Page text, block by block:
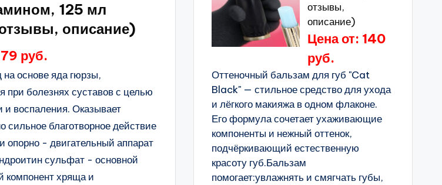
125 мл
описание)
руб.
основе яда гюрзы,
при болезнях суставов с целью
и воспаления. Оказывает
сильное благотворное действие
опорно - двигательный аппарат
сульфат - основной
компонент хряща и
отзывы,
описание)
Цена от: 140
руб.
Оттеночный бальзам для губ "Cat
Black" — стильное средство для ухода
и лёгкого макияжа в одном флаконе.
Его формула сочетает ухаживающие
компоненты и нежный оттенок,
подчёркивающий естественную
красоту губ.Бальзам
помогает:увлажнять и смягчать губы,